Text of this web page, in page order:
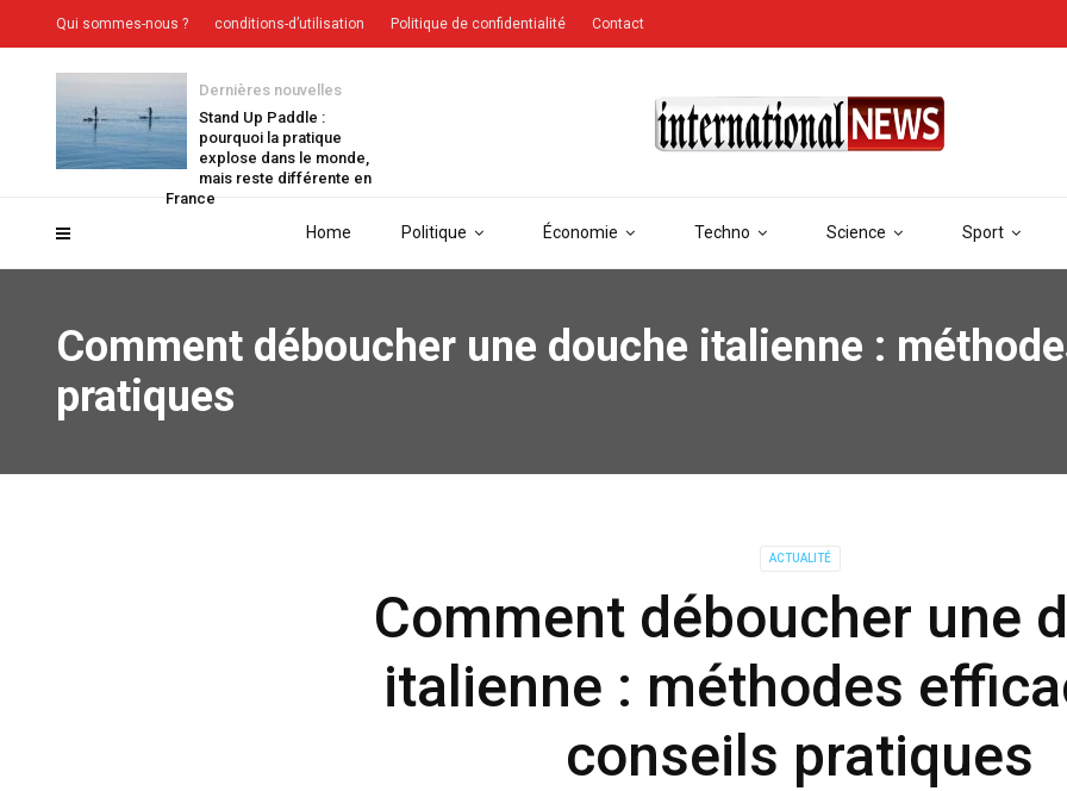
Home Politique Économie Techno Science Sport
Dernières nouvelles
Stand Up Paddle :
pourquoi la pratique
explose dans le monde,
mais reste différente en
France
Qui sommes-nous ? conditions-d’utilisation Politique de confidentialité Contact
Comment déboucher une douche italienne :
pratiques
ACTUALITÉ
Comment déboucher une
italienne : méthodes
conseils pratiques